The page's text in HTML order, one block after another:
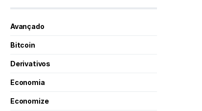
Avançado
Bitcoin
Derivativos
Economia
Economize